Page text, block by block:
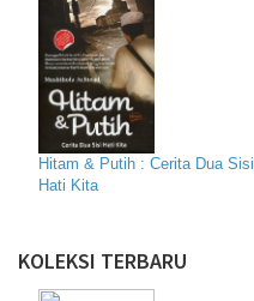
Hitam & Putih : Cerita Dua Sisi
Hati Kita
KOLEKSI TERBARU